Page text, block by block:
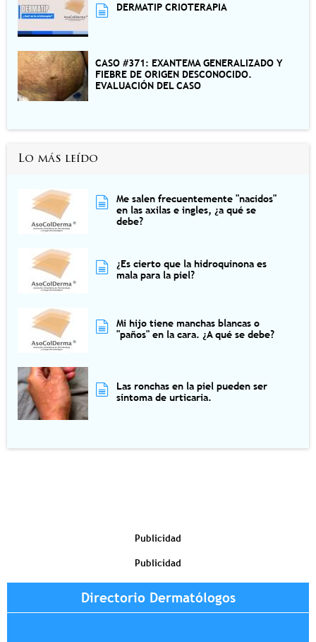
DERMATIP CRIOTERAPIA
CASO #371: EXANTEMA GENERALIZADO Y
FIEBRE DE ORIGEN DESCONOCIDO.
EVALUACIÓN DEL CASO
Lo más leído
Me salen frecuentemente "nacidos"
en las axilas e ingles, ¿a qué se
debe?
¿Es cierto que la hidroquinona es
mala para la piel?
Mi hijo tiene manchas blancas o
"paños" en la cara. ¿A qué se debe?
Las ronchas en la piel pueden ser
síntoma de urticaria.
Publicidad
Publicidad
Directorio Dermatólogos